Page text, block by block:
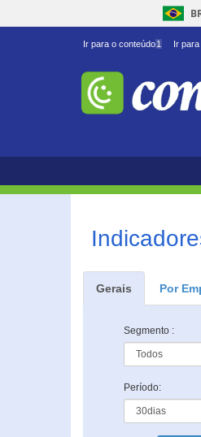
Ir para o conteúdo1 Ir
Gerais Por
Segmento :
Período: